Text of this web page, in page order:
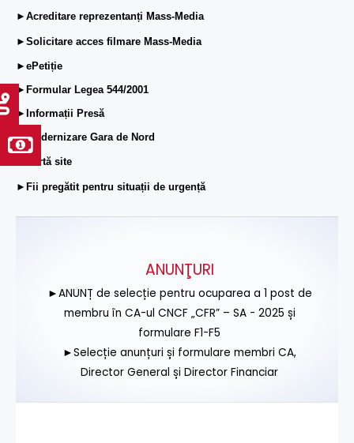
►Acreditare reprezentanți Mass-Media
►Solicitare acces filmare Mass-Media
►ePetiție
►Formular Legea 544/2001
►Informații Presă
►Modernizare Gara de Nord
►Hartă site
►Fii pregătit pentru situații de urgență
ANUNŢURI
►ANUNȚ de selecție pentru ocuparea a 1 post de
membru în CA-ul CNCF „CFR” – SA - 2025 și
formulare F1-F5
►Selecție anunțuri și formulare membri CA,
Director General și Director Financiar